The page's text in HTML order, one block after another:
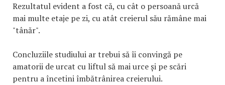
Rezultatul evident a fost că, cu cât o persoană urcă
mai multe etaje pe zi, cu atât creierul său rămâne mai
"tânăr".
Concluziile studiului ar trebui să îi convingă pe
amatorii de urcat cu liftul să mai urce și pe scări
pentru a încetini îmbătrânirea creierului.